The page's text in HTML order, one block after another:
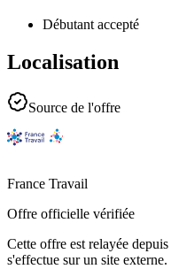
Débutant accepté
Localisation
Source de l'offre
France Travail
Offre officielle vérifiée
Cette offre est relayée depuis
s'effectue sur un site externe.